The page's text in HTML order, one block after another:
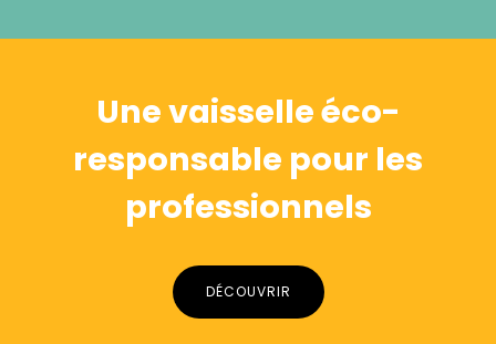
Une vaisselle éco-
responsable pour les
professionnels
DÉCOUVRIR